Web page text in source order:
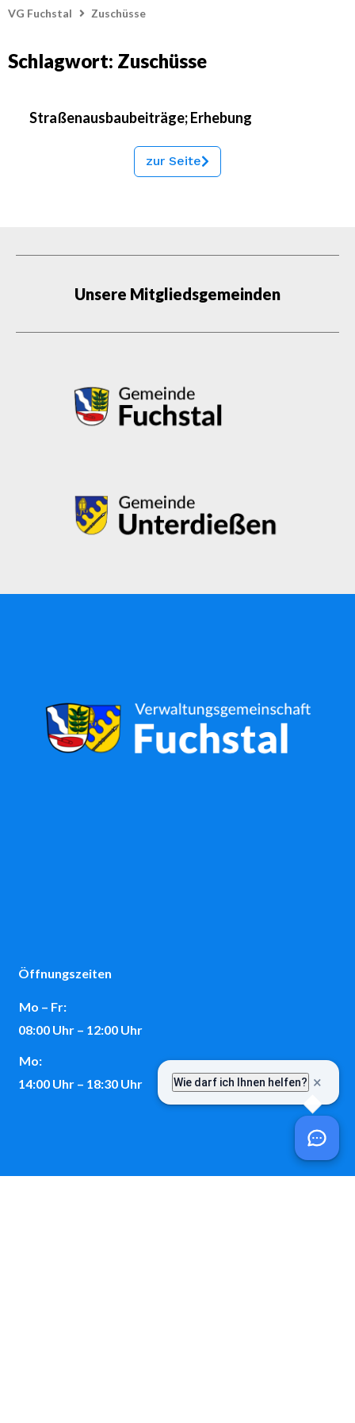
VG Fuchstal Zuschüsse
Schlagwort: Zuschüsse
Straßenausbaubeiträge; Erhebung
zur Seite
Unsere Mitgliedsgemeinden
Öffnungszeiten
Mo – Fr:
08:00 Uhr – 12:00 Uhr
Mo:
14:00 Uhr – 18:30 Uhr